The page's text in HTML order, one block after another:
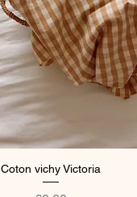
Quick View
Coton vichy Victoria